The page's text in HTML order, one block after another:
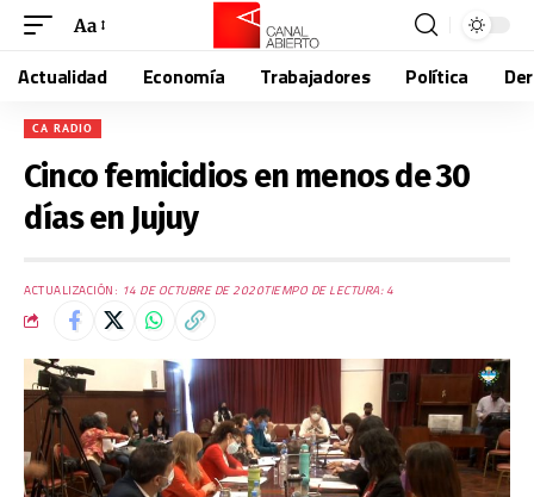
Aa
Actualidad Economía Trabajadores Política
CA RADIO
Cinco femicidios en menos de 30
días en Jujuy
ACTUALIZACIÓN: 14 DE OCTUBRE DE 2020TIEMPO DE LECTURA: 4